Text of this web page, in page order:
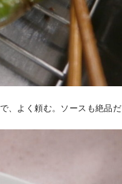
、よく頼む。ソースも絶品だ